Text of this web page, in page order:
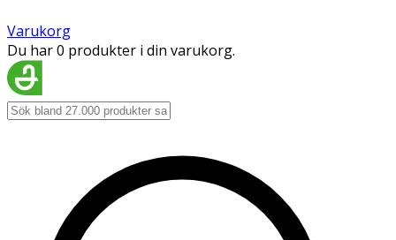
Varukorg
Du har 0 produkter i din varukorg.